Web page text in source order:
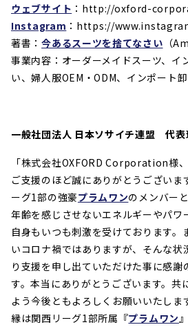
ウェブサイト ：http://oxford-
Instagram ：https://
著書：今あるスーツを捨てなさい （
事業内容：オーダーメイドスーツ、イ
い、婦人服OEM・ODM、インポート卸
一般社団法人 日本ソサイチ連盟 代表
「株式会社OXFORD Corporation様
ご支援のほど誠にありがとうございま
ーグ1部の強豪プラムワンのメンバー
年齢を感じさせないエネルギーやパワ
自身もいつも刺激を受けております。
いコロナ禍ではありますが、そんな状
り支援を申し出ていただけた事に感謝
す。本当にありがとうございます。共
よう今後ともよろしくお願いいたしま
縁は関西リーグ1部所属『プラムワン